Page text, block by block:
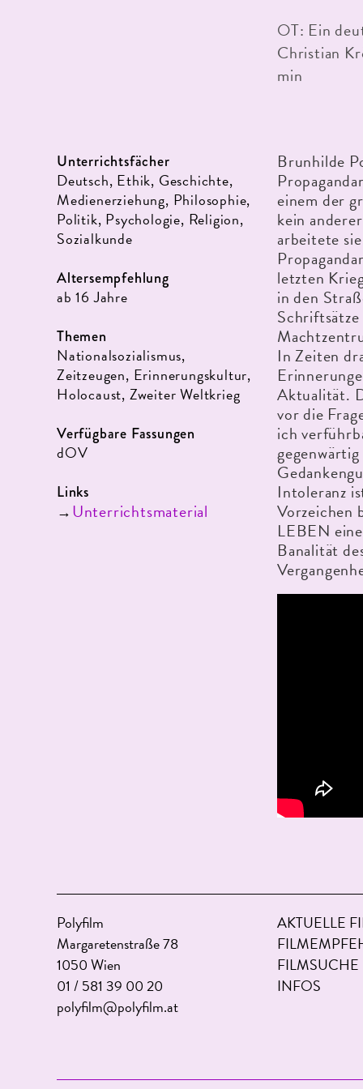
OT: Ein
Christian
min
Unterrichtsfächer
Deutsch, Ethik, Geschichte,
Medienerziehung, Philosophie,
Politik, Psychologie, Religion,
Sozialkunde
Altersempfehlung
ab 16 Jahre
Themen
Nationalsozialismus,
Zeitzeugen, Erinnerungskultur,
Holocaust, Zweiter Weltkrieg
Verfügbare Fassungen
dOV
Links
→Unterrichtsmaterial
Brunhilde
einem der
kein
arbeitete
letzten
in den
In Zeiten
Aktualität.
vor die
ich
Intoleranz
Vorzeichen
LEBEN
Banalität
Polyfilm
Margaretenstraße 78
1050 Wien
01 / 581 39 00 20
polyfilm@polyfilm.at
AKTUELLE
FILMSUCHE
INFOS